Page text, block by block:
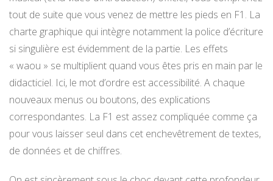
tout de suite que vous venez de mettre les pieds en F1. La
charte graphique qui intègre notamment la police d’écriture
si singulière est évidemment de la partie. Les effets
« waou » se multiplient quand vous êtes pris en main par le
didacticiel. Ici, le mot d’ordre est accessibilité. A chaque
nouveaux menus ou boutons, des explications
correspondantes. La F1 est assez compliquée comme ça
pour vous laisser seul dans cet enchevêtrement de textes,
de données et de chiffres.